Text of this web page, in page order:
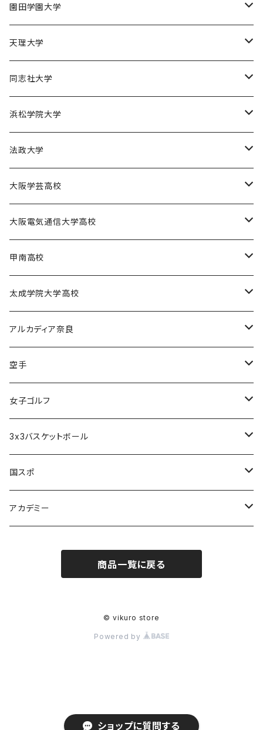
ショップに質問する
近畿大学体育会バスケットボール部
園田学園大学
園田学園大学ソフトボール部
園田学園大学陸上競技部
園田学園大学バスケットボール部
天理大学
天理大学男子バスケットボール部
天理大学女子バスケットボール部
天理大学男子バレーボール部
天理大学女子ハンドボール部
同志社大学
同志社大学体育会バスケットボール部
同志社大学体育会サッカー部
浜松学院大学
浜松学院大学男子バスケットボール部
法政大学
法政大学バスケットボール部
大阪学芸高校
大阪学芸高校バスケットボール部
大阪電気通信大学高校
電通高硬式野球部
電通高男子バスケットボール部
甲南高校
甲南高校男子バスケットボール部
甲南高校野球部
太成学院大学高校
太成学院高校男子バスケットボール部
アルカディア奈良
アルカディア奈良 - 公式グッズ -
アルカディア奈良 - ファンクラブ入会 -
空手
橋本大夢
女子ゴルフ
久世 夏乃香
3x3バスケットボール
奈良グレートブッターズ
国スポ
奈良県成年男子バスケットボール
アカデミー
商品一覧に戻る
© vikuro store
Powered by